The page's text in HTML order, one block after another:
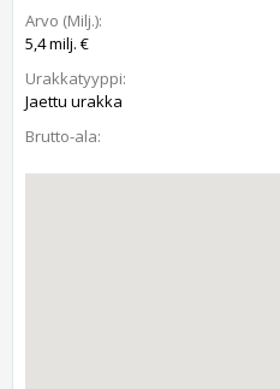
Arvo (Milj.):
5,4 milj. €
Urakkatyyppi:
Jaettu urakka
Brutto-ala: